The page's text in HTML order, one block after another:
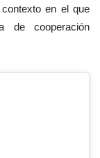
en el que
de cooperación